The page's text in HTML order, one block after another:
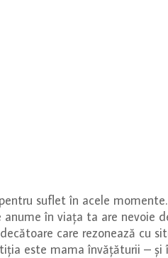
suflet în acele
în viața ta are nevoie
care rezonează cu
este mama învățăturii – și